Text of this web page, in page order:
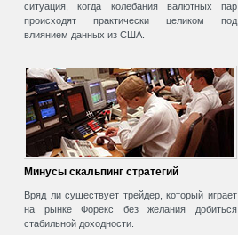
ситуация, когда колебания валютных пар
происходят практически целиком под
влиянием данных из США.
Минусы скальпинг стратегий
Вряд ли существует трейдер, который играет
на рынке Форекс без желания добиться
стабильной доходности.